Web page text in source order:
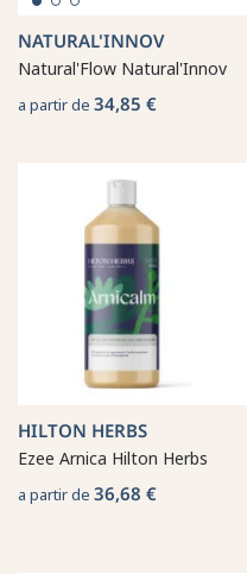
NATURAL'INNOV
Natural'Flow Natural'Innov
a partir de 34,85 €
HILTON HERBS
Ezee Arnica Hilton Herbs
a partir de 36,68 €